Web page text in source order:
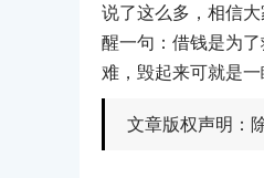
说了这么多，相信
醒一句：借钱是为
难，毁起来可就是
文章版权声明：